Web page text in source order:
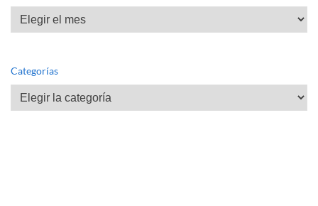
Archivos
Categorías
Categorías